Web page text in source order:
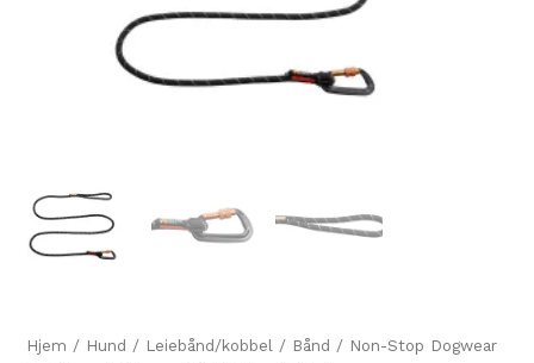
Hjem / Hund / Leiebånd/kobbel / Bånd / Non-Stop Dogwear